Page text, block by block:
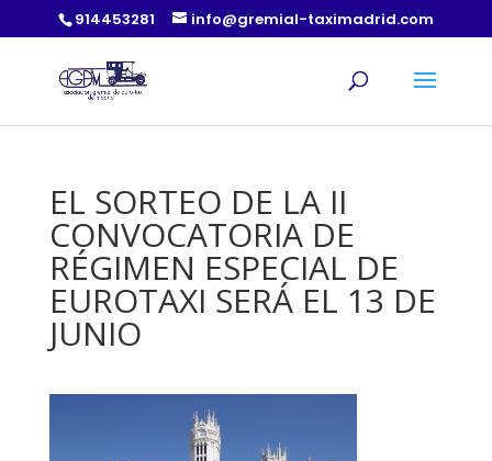
914453281 info@gremial-taximadrid.com
EL SORTEO DE LA II
CONVOCATORIA DE
RÉGIMEN ESPECIAL DE
EUROTAXI SERÁ EL 13 DE
JUNIO